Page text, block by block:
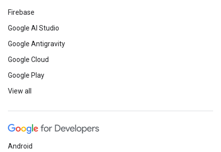
Firebase
Google AI Studio
Google Antigravity
Google Cloud
Google Play
View all
Android